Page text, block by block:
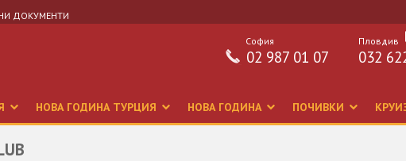
ДОКУМЕНТИ
Пловдив
032
София
02 987 01 07
НОВА ГОДИНА ТУРЦИЯ НОВА ГОДИНА ПОЧИВКИ